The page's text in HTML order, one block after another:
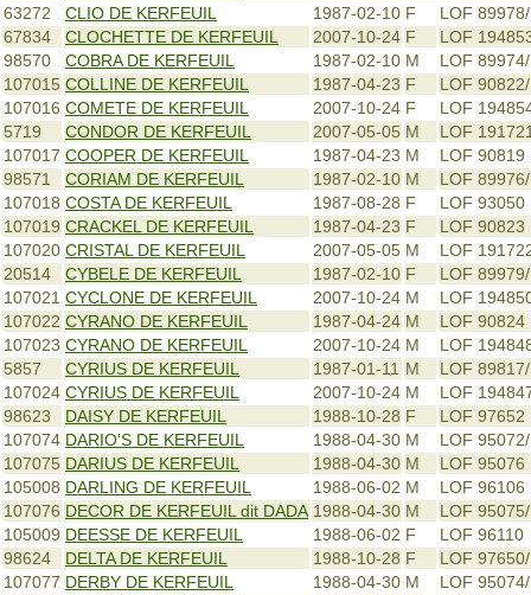
63272
CLIO DE KERFEUIL 1987-02-10 F
LOF
67834
CLOCHETTE DE KERFEUIL 2007-10-24 F
LOF
98570
COBRA DE KERFEUIL 1987-02-10 M
LOF
107015 COLLINE DE KERFEUIL 1987-04-23 F
LOF
107016 COMETE DE KERFEUIL 2007-10-24 F
LOF
5719
CONDOR DE KERFEUIL 2007-05-05 M
LOF
107017 COOPER DE KERFEUIL 1987-04-23 M
LOF 90819
98571
CORIAM DE KERFEUIL 1987-02-10 M
LOF
107018 COSTA DE KERFEUIL 1987-08-28 F
LOF 93050
107019 CRACKEL DE KERFEUIL 1987-04-23 F
LOF 90823
107020 CRISTAL DE KERFEUIL 2007-05-05 M
LOF
20514
CYBELE DE KERFEUIL 1987-02-10 F
LOF
107021 CYCLONE DE KERFEUIL 2007-10-24 M
LOF
107022 CYRANO DE KERFEUIL 1987-04-24 M
LOF 90824
107023 CYRANO DE KERFEUIL 2007-10-24 M
LOF
5857
CYRIUS DE KERFEUIL 1987-01-11 M
LOF
107024 CYRIUS DE KERFEUIL 2007-10-24 M
LOF
98623
DAISY DE KERFEUIL 1988-10-28 F
LOF 97652
107074 DARIO'S DE KERFEUIL 1988-04-30 M
LOF
107075 DARIUS DE KERFEUIL 1988-04-30 M
LOF 95076
105008 DARLING DE KERFEUIL 1988-06-02 M
LOF 96106
107076 DECOR DE KERFEUIL dit DADA 1988-04-30 M
LOF
105009 DEESSE DE KERFEUIL 1988-06-02 F
LOF 96110
98624
DELTA DE KERFEUIL 1988-10-28 F
LOF
107077 DERBY DE KERFEUIL 1988-04-30 M
LOF